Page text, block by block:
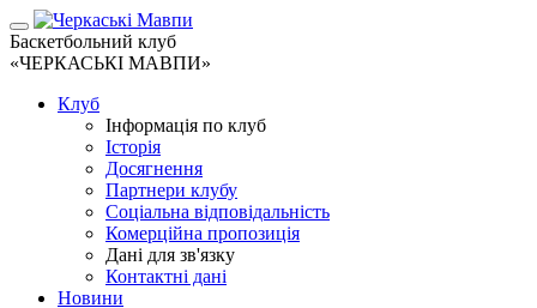
Баскетбольний клуб
«ЧЕРКАСЬКІ МАВПИ»
Клуб
Інформація по клуб
Історія
Досягнення
Партнери клубу
Соціальна відповідальність
Комерційна пропозиція
Дані для зв'язку
Контактні дані
Новини